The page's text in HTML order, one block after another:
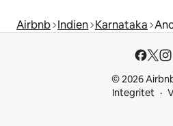
Airbnb Indien Karnataka
© 2026
Integritet